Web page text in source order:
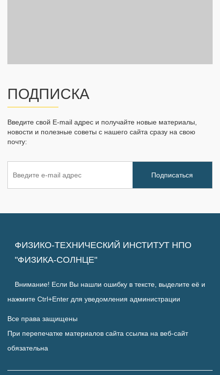
ПОДПИСКА
Введите свой E-mail адрес и получайте новые материалы,
новости и полезные советы с нашего сайта сразу на свою
почту:
ФИЗИКО-ТЕХНИЧЕСКИЙ ИНСТИТУТ НПО
"ФИЗИКА-СОЛНЦЕ"
Внимание! Если Вы нашли ошибку в тексте, выделите её и
нажмите Ctrl+Enter для уведомления администрации
Все права защищены
При перепечатке материалов сайта ссылка на веб-сайт
обязательна